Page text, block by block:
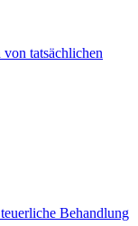
tatsächlichen
Behandlung